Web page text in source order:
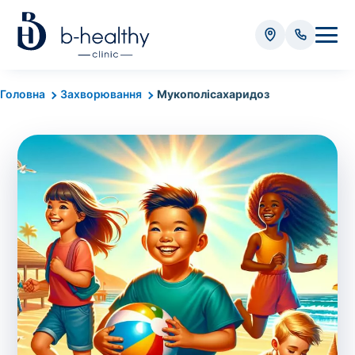
Головна Захворювання Мукополісахаридоз
Аналізи
Вартість забору крові - 50 грн
Вартість забору біоматеріалу (крім крові) - від
35 грн
Всього: 0 грн
Попередній запис на дослідження не
потрібний. Виняток становлять мазки та